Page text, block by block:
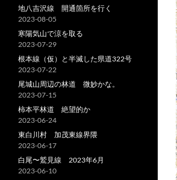
地八吉沢線 開通箇所を行く
2023-08-05
寒陽気山で涼を取る
2023-07-29
根本線（仮）と半滅した県道322号
2023-07-22
尾城山周辺の林道 微妙かな。
2023-07-15
柿本平林道 絶望的か
2023-06-24
東白川村 加茂東線界隈
2023-06-17
白尾〜鷲見線 2023年6月
2023-06-10